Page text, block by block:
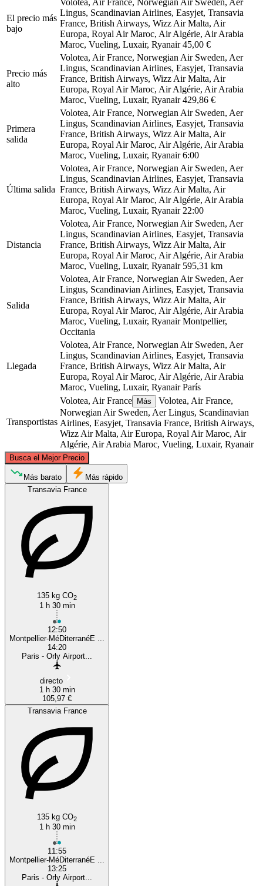
El precio más
bajo
Lingus, Scandinavian Airlines, Easyjet, Transavia
France, British Airways, Wizz Air Malta, Air
Europa, Royal Air Maroc, Air Algérie, Air Arabia
Maroc, Vueling, Luxair, Ryanair 45,00 €
Precio más
alto
Volotea, Air France, Norwegian Air Sweden, Aer
Lingus, Scandinavian Airlines, Easyjet, Transavia
France, British Airways, Wizz Air Malta, Air
Europa, Royal Air Maroc, Air Algérie, Air Arabia
Maroc, Vueling, Luxair, Ryanair 429,86 €
Primera
salida
Volotea, Air France, Norwegian Air Sweden, Aer
Lingus, Scandinavian Airlines, Easyjet, Transavia
France, British Airways, Wizz Air Malta, Air
Europa, Royal Air Maroc, Air Algérie, Air Arabia
Maroc, Vueling, Luxair, Ryanair 6:00
Última salida
Volotea, Air France, Norwegian Air Sweden, Aer
Lingus, Scandinavian Airlines, Easyjet, Transavia
France, British Airways, Wizz Air Malta, Air
Europa, Royal Air Maroc, Air Algérie, Air Arabia
Maroc, Vueling, Luxair, Ryanair 22:00
Distancia
Volotea, Air France, Norwegian Air Sweden, Aer
Lingus, Scandinavian Airlines, Easyjet, Transavia
France, British Airways, Wizz Air Malta, Air
Europa, Royal Air Maroc, Air Algérie, Air Arabia
Maroc, Vueling, Luxair, Ryanair 595,31 km
Salida
Volotea, Air France, Norwegian Air Sweden, Aer
Lingus, Scandinavian Airlines, Easyjet, Transavia
France, British Airways, Wizz Air Malta, Air
Europa, Royal Air Maroc, Air Algérie, Air Arabia
Maroc, Vueling, Luxair, Ryanair Montpellier,
Occitania
Llegada
Volotea, Air France, Norwegian Air Sweden, Aer
Lingus, Scandinavian Airlines, Easyjet, Transavia
France, British Airways, Wizz Air Malta, Air
Europa, Royal Air Maroc, Air Algérie, Air Arabia
Maroc, Vueling, Luxair, Ryanair París
Transportistas
Volotea, Air France Más
Volotea, Air France,
Norwegian Air Sweden, Aer Lingus, Scandinavian
Airlines, Easyjet, Transavia France, British Airways,
Wizz Air Malta, Air Europa, Royal Air Maroc, Air
Algérie, Air Arabia Maroc, Vueling, Luxair, Ryanair
Busca el Mejor Precio
Paris
©CARTO , ©OpenStreetMapcontributors
Más barato
Más rápido
Transavia France
135 kg CO2
1 h 30 min
12:50
Montpellier-MéDiterranéE ...
14:20
Paris - Orly Airport...
directo
1 h 30 min
105,97 €
Transavia France
135 kg CO2
1 h 30 min
11:55
Montpellier-MéDiterranéE ...
13:25
Paris - Orly Airport...